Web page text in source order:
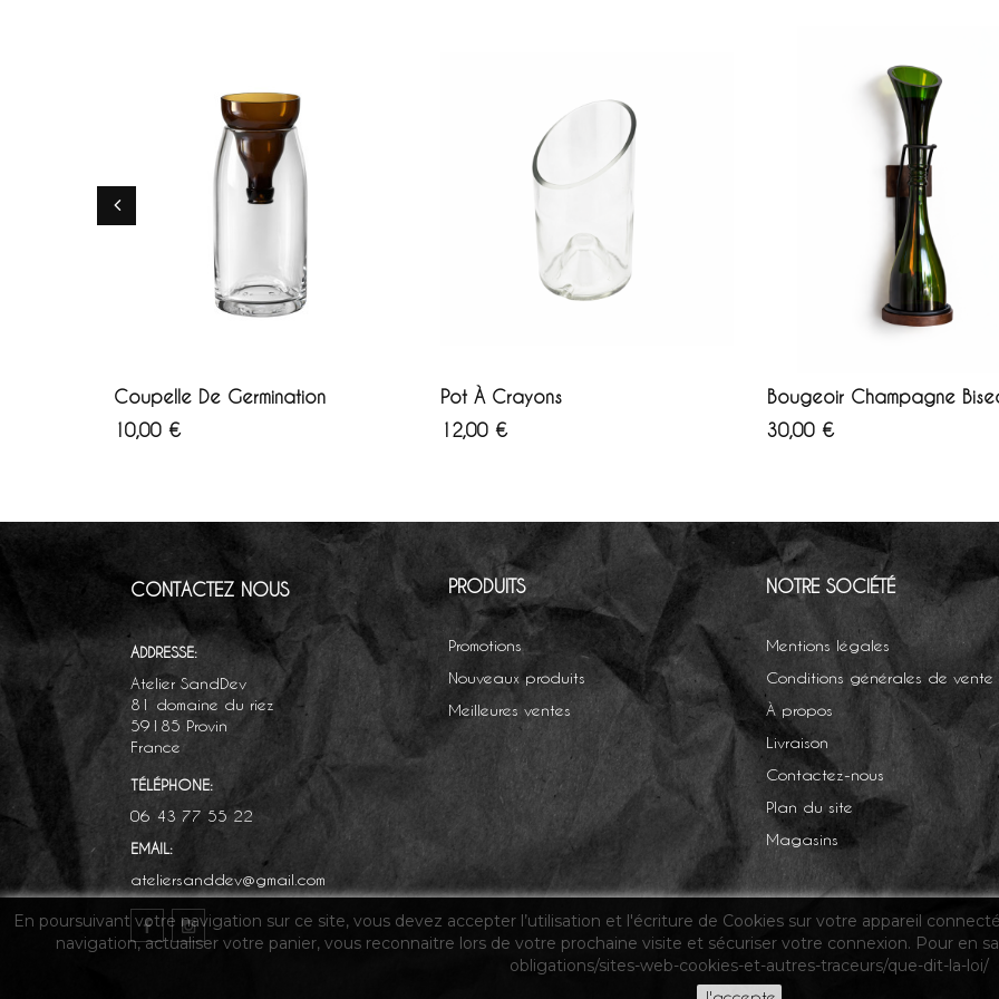
Coupelle De Germination
Prix
10,00 €
Pot À Crayons
Prix
12,00 €
Bougeoir Champagne
Prix
30,00 €
CONTACTEZ NOUS
ADDRESSE:
Atelier SandDev
81 domaine du riez
59185 Provin
France
TÉLÉPHONE:
06 43 77 55 22
EMAIL:
ateliersanddev@gmail.com
PRODUITS
Promotions
Nouveaux produits
Meilleures ventes
NOTRE SOCIÉTÉ
Mentions légales
Conditions générales de vente
À propos
Livraison
Contactez-nous
Plan du site
Magasins
En poursuivant votre navigation sur ce site, vous devez accepter l’utilisation et l'écriture de Cookies sur votre appareil
navigation, actualiser votre panier, vous reconnaitre lors de votre prochaine visite et sécuriser votre connexion. Pour en
obligations/sites-web-cookies-et-autres-traceurs/que-dit-la-loi/